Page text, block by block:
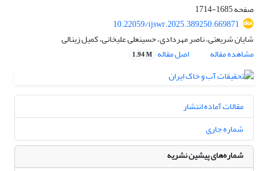
صفحه1685-1714
10.22059/ijswr.2025.389250.669871
شایان شریعتی، ناصر مهردادی، حسینعلی علیخانی، کمیل زینالی
مشاهده مقاله
اصل مقاله 1.94 M
مقالات آماده انتشار
شماره جاری
شماره‌های پیشین نشریه